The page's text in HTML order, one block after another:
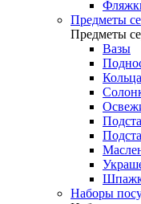
Предметы
Предметы
Вазы
Наборы